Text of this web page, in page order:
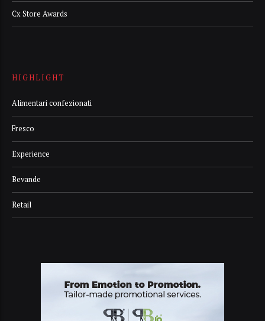
Cx Store Awards
HIGHLIGHT
Alimentari confezionati
Fresco
Experience
Bevande
Retail